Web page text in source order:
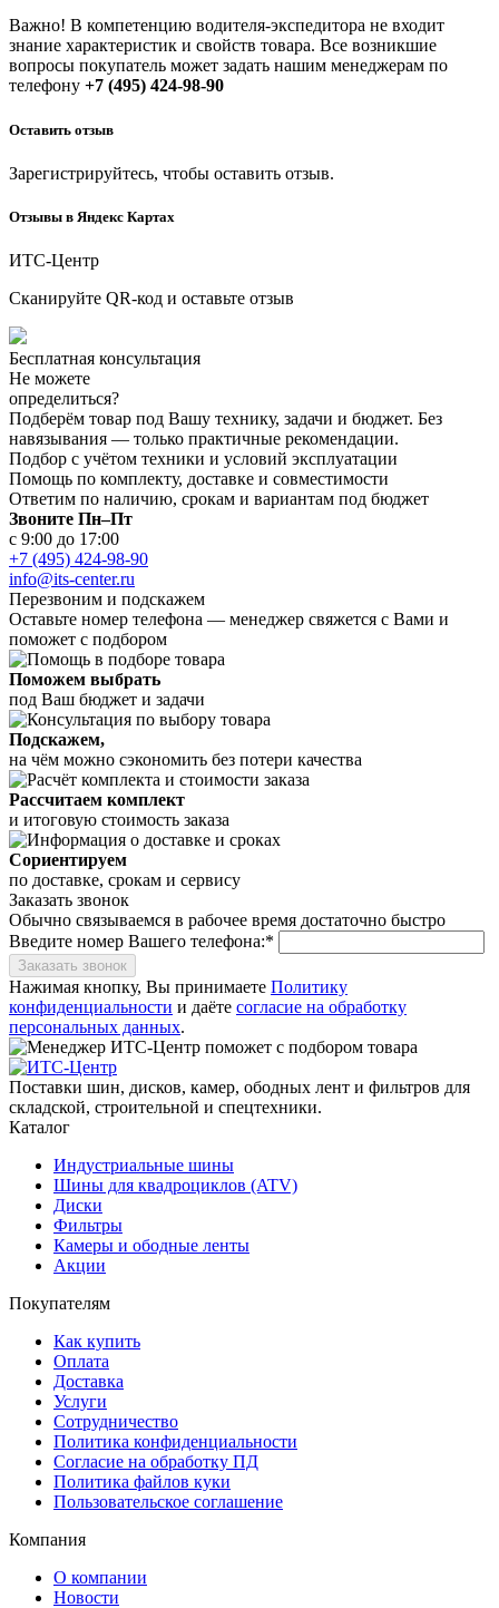
Важно! В компетенцию водителя-экспедитора не входит
знание характеристик и свойств товара. Все возникшие
вопросы покупатель может задать нашим менеджерам по
телефону +7 (495) 424-98-90
Оставить отзыв
Зарегистрируйтесь, чтобы оставить отзыв.
Отзывы в Яндекс Картах
ИТС-Центр
Сканируйте QR-код и оставьте отзыв
Бесплатная консультация
Не можете
определиться?
Подберём товар под Вашу технику, задачи и бюджет. Без
навязывания — только практичные рекомендации.
Подбор с учётом техники и условий эксплуатации
Помощь по комплекту, доставке и совместимости
Ответим по наличию, срокам и вариантам под бюджет
Звоните Пн–Пт
с 9:00 до 17:00
+7 (495) 424-98-90
info@its-center.ru
Перезвоним и подскажем
Оставьте номер телефона — менеджер свяжется с Вами и
поможет с подбором
Поможем выбрать
под Ваш бюджет и задачи
Подскажем,
на чём можно сэкономить без потери качества
Рассчитаем комплект
и итоговую стоимость заказа
Сориентируем
по доставке, срокам и сервису
Заказать звонок
Обычно связываемся в рабочее время достаточно быстро
Введите номер Вашего телефона:*
Заказать звонок
Нажимая кнопку, Вы принимаете Политику
конфиденциальности и даёте согласие на обработку
персональных данных.
Поставки шин, дисков, камер, ободных лент и фильтров для
складской, строительной и спецтехники.
Каталог
Индустриальные шины
Шины для квадроциклов (ATV)
Диски
Фильтры
Камеры и ободные ленты
Акции
Покупателям
Как купить
Оплата
Доставка
Услуги
Сотрудничество
Политика конфиденциальности
Согласие на обработку ПД
Политика файлов куки
Пользовательское соглашение
Компания
О компании
Новости